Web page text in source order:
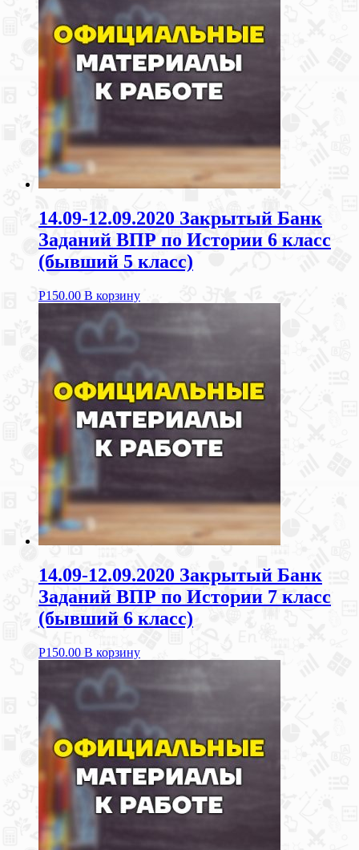
14.09-12.09.2020 Закрытый Банк
Заданий ВПР по Истории 6 класс
(бывший 5 класс)
Р150.00 В корзину
14.09-12.09.2020 Закрытый Банк
Заданий ВПР по Истории 7 класс
(бывший 6 класс)
Р150.00 В корзину